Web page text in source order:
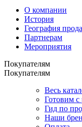
О компании
История
География
Партнерам
Мероприятия
Покупателям
Покупателям
Весь
Готовим с
Гид по
Наши